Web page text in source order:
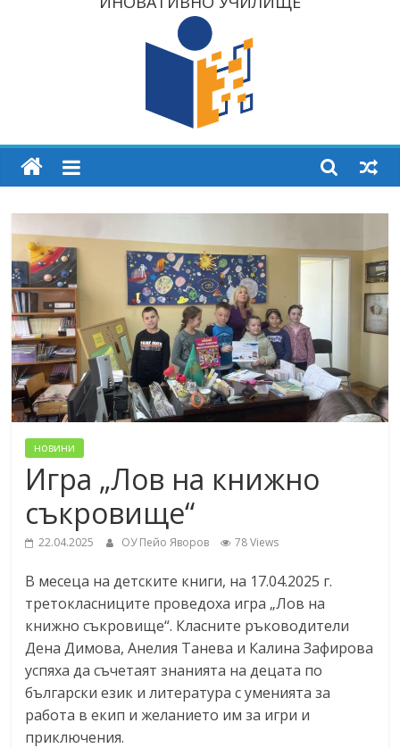
новини
Игра „Лов на книжно
съкровище“
22.04.2025 ОУ Пейо Яворов 78 Views
В месеца на детските книги, на 17.04.2025 г.
третокласниците проведоха игра „Лов на
книжно съкровище“. Класните ръководители
Дена Димова, Анелия Танева и Калина Зафирова
успяха да съчетаят знанията на децата по
български език и литература с уменията за
работа в екип и желанието им за игри и
приключения.